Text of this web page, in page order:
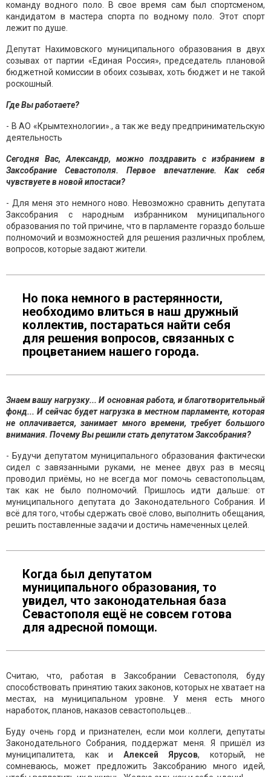
команду водного поло. В свое время сам был спортсменом,
кандидатом в мастера спорта по водному поло. Этот спорт
лежит по душе.
Депутат Нахимовского муниципального образования в двух
созывах от партии «Единая Россия», председатель плановой
бюджетной комиссии в обоих созывах, хоть бюджет и не такой
роскошный.
Где Вы работаете?
- В АО «Крымтехнологии»., а так же веду предпринимательскую
деятельность
Сегодня Вас, Александр, можно поздравить с избранием в
Заксобрание Севастополя. Первое впечатление. Как себя
чувствуете в новой ипостаси?
- Для меня это немного ново. Невозможно сравнить депутата
Заксобрания с народным избранником муниципального
образования по той причине, что в парламенте гораздо больше
полномочий и возможностей для решения различных проблем,
вопросов, которые задают жители.
Но пока немного в растерянности,
необходимо влиться в наш дружный
коллектив, постараться найти себя
для решения вопросов, связанных с
процветанием нашего города.
Знаем вашу нагрузку... И основная работа, и благотворительный
фонд... И сейчас будет нагрузка в местном парламенте, которая
не оплачивается, занимает много времени, требует большого
внимания. Почему Вы решили стать депутатом Заксобрания?
- Будучи депутатом муниципального образования фактически
сидел с завязанными руками, не менее двух раз в месяц
проводил приёмы, но не всегда мог помочь севастопольцам,
так как не было полномочий. Пришлось идти дальше: от
муниципального депутата до Законодательного Собрания. И
всё для того, чтобы сдержать своё слово, выполнить обещания,
решить поставленные задачи и достичь намеченных целей.
Когда был депутатом
муниципального образования, то
увидел, что законодательная база
Севастополя ещё не совсем готова
для адресной помощи.
Считаю, что, работая в Заксобрании Севастополя, буду
способствовать принятию таких законов, которых не хватает на
местах, на муниципальном уровне. У меня есть много
наработок, планов, наказов севастопольцев…
Буду очень горд и признателен, если мои коллеги, депутаты
Законодательного Собрания, поддержат меня. Я пришёл из
муниципалитета, как и Алексей Ярусов, который, не
сомневаюсь, может предложить Заксобранию много идей,